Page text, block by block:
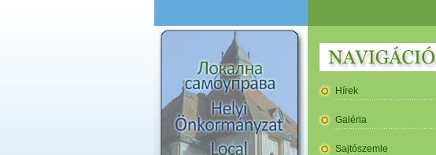
Hírek
Galéria
Sajtószemle